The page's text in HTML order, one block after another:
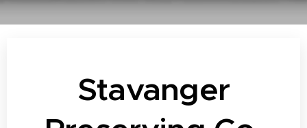
Stavanger